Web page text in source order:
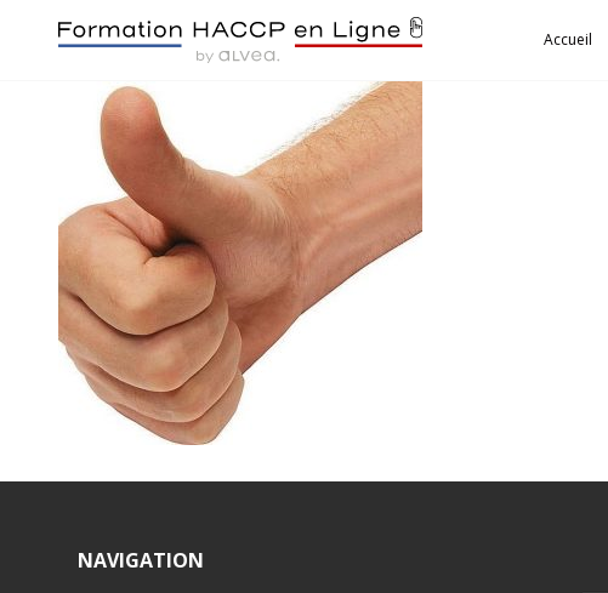
Accueil
NAVIGATION